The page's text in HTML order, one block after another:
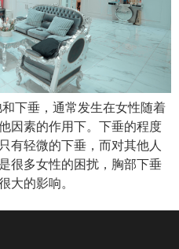
下垂，通常发生在女性随着
因素的作用下。下垂的程度
有轻微的下垂，而对其他人
很多女性的困扰，胸部下垂
大的影响。